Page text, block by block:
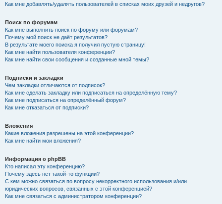
Как мне добавлять/удалять пользователей в списках моих друзей и недругов?
Поиск по форумам
Как мне выполнить поиск по форуму или форумам?
Почему мой поиск не даёт результатов?
В результате моего поиска я получил пустую страницу!
Как мне найти пользователя конференции?
Как мне найти свои сообщения и созданные мной темы?
Подписки и закладки
Чем закладки отличаются от подписок?
Как мне сделать закладку или подписаться на определённую тему?
Как мне подписаться на определённый форум?
Как мне отказаться от подписки?
Вложения
Какие вложения разрешены на этой конференции?
Как мне найти мои вложения?
Информация о phpBB
Кто написал эту конференцию?
Почему здесь нет такой-то функции?
С кем можно связаться по вопросу некорректного использования и/или
юридических вопросов, связанных с этой конференцией?
Как мне связаться с администратором конференции?